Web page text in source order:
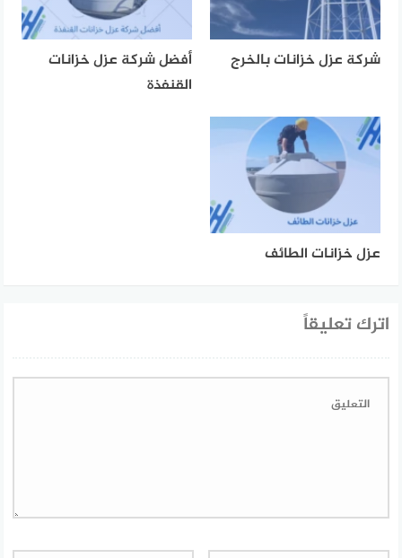
شركة عزل خزانات بالخرج
أفضل شركة عزل خزانات
القنفذة
عزل خزانات الطائف
اترك تعليقاً